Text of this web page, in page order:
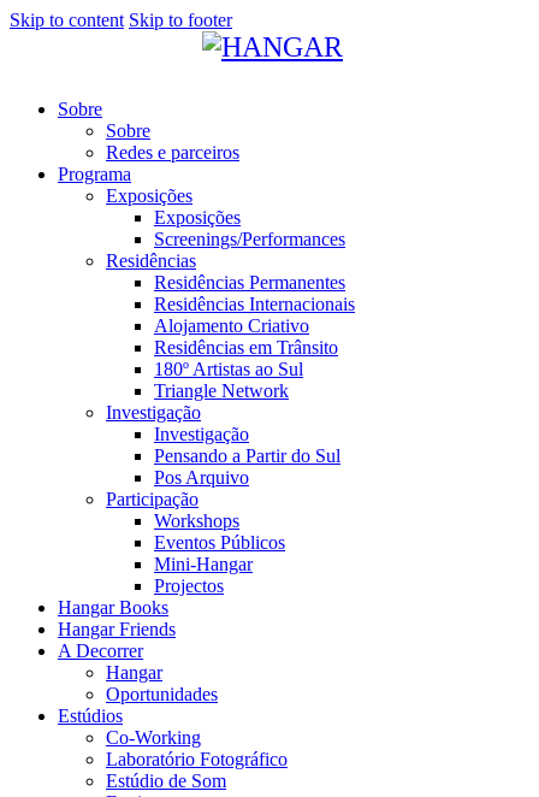
Skip to content Skip to footer
Sobre
Sobre
Redes e parceiros
Programa
Exposições
Exposições
Screenings/Performances
Residências
Residências Permanentes
Residências Internacionais
Alojamento Criativo
Residências em Trânsito
180º Artistas ao Sul
Triangle Network
Investigação
Investigação
Pensando a Partir do Sul
Pos Arquivo
Participação
Workshops
Eventos Públicos
Mini-Hangar
Projectos
Hangar Books
Hangar Friends
A Decorrer
Hangar
Oportunidades
Estúdios
Co-Working
Laboratório Fotográfico
Estúdio de Som